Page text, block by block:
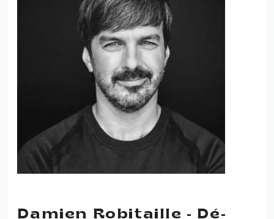
Damien Robitaille - Dé-